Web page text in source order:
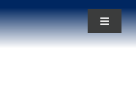
Toggle